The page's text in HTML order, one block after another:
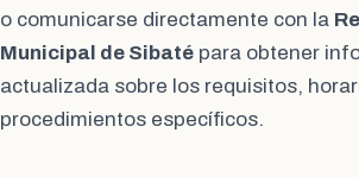
o comunicarse directamente con la
Municipal de Sibaté para obtener
actualizada sobre los requisitos,
procedimientos específicos.